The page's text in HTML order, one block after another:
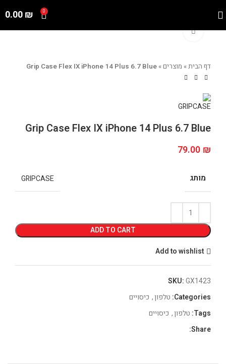
0
0.00₪
Click to enlarge
דף הבית» מוצרים»
Grip Case Flex IX iPhone 14 Plus 6.7 Blue
Grip Case Flex IX iPhone 14 Plus 6.7 Blue
79.00 ₪
מותג GRIPCASE
ADD TO CART
Add to wishlist
SKU:GX1423
Categories: טלפון, כיסויים
Tags: טלפון, כיסויים
Share: